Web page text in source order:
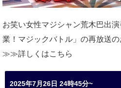
お笑い女性マジシャン荒木巴出演
業！マジックバトル」の再放送
≫≫詳しくはこちら
2025年7月26日 24時45分~